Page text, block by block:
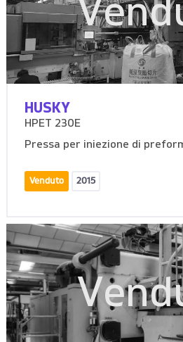
HUSKY
HPET 230E
Pressa per iniezione di
Venduto 2015